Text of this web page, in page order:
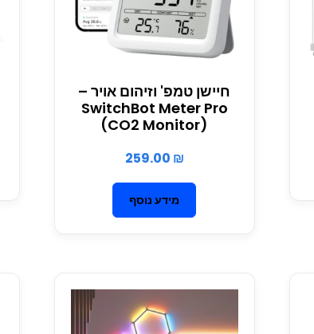
חיישן טמפ' וזיהום אויר –
SwitchBot Meter Pro
(CO2 Monitor)
259.00 ₪
מידע נוסף